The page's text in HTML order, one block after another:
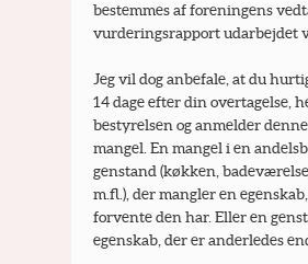
bestemmes af foreningens
vurderingsrapport udarbejdet
Jeg vil dog anbefale, at du
14 dage efter din overtagelse,
bestyrelsen og anmelder
mangel. En mangel i en
genstand (køkken,
m.fl.), der mangler en
forvente den har. Eller en
egenskab, der er anderledes